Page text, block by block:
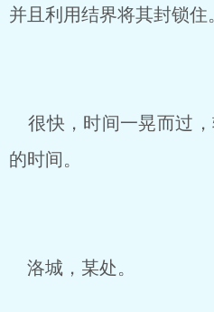
并且利用结界将其封锁住
很快，时间一晃而过，
的时间。
洛城，某处。